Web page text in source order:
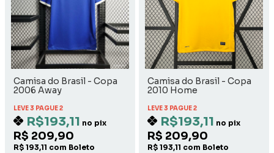
Camisa do Brasil - Copa
2006 Away
LEVE 3 PAGUE 2
R$193,11 no pix
R$ 209,90
R$ 193,11 com Boleto
Camisa do Brasil - Copa
2010 Home
LEVE 3 PAGUE 2
R$193,11 no pix
R$ 209,90
R$ 193,11 com Boleto